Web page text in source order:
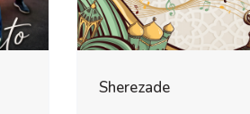
Sherezade